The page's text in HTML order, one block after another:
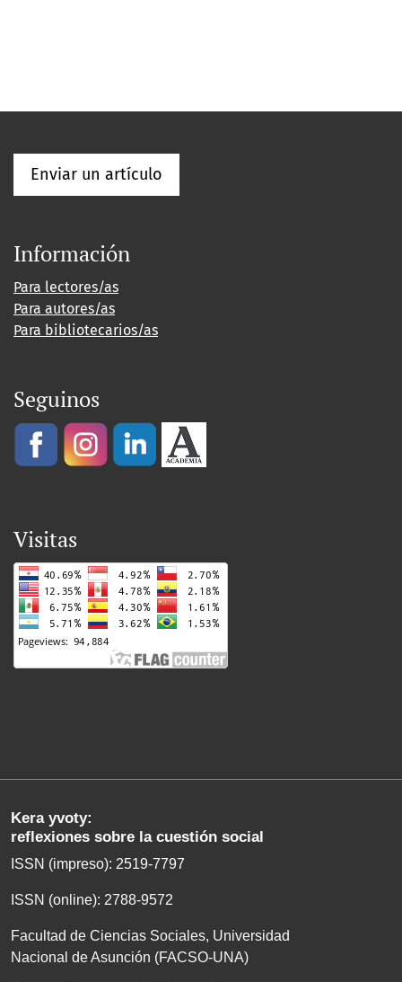
Enviar un artículo
Información
Para lectores/as
Para autores/as
Para bibliotecarios/as
Seguinos
Visitas
Kera yvoty:
reflexiones sobre la cuestión social
ISSN (impreso): 2519-7797
ISSN (online): 2788-9572
Facultad de Ciencias Sociales, Universidad
Nacional de Asunción (FACSO-UNA)